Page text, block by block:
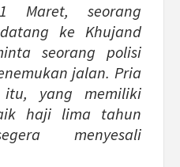
Maret, seorang
ke Khujand
seorang polisi
jalan. Pria
yang memiliki
haji lima tahun
menyesali